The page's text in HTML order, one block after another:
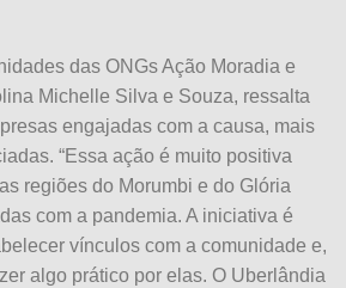
das ONGs Ação Moradia e
Michelle Silva e Souza, ressalta
engajadas com a causa, mais
“Essa ação é muito positiva
regiões do Morumbi e do Glória
com a pandemia. A iniciativa é
vínculos com a comunidade e,
algo prático por elas. O Uberlândia